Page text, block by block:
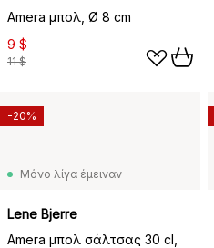
Amera μπολ, Ø 8 cm
9 $
11 $
Μόνο λίγα έμειναν
Lene Bjerre
Amera μπολ σάλτσας 30 cl,
-20%